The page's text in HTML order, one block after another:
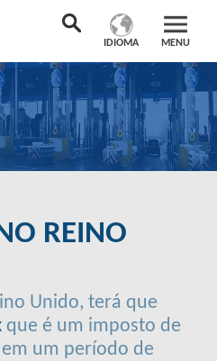
MENU
IDIOMA
REINO
Unido, terá que
que é um imposto de
um período de